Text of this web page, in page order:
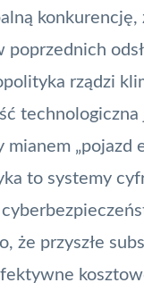
rządzi
mianem
to systemy
że przyszłe